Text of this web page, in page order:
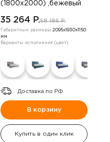
(1800х2000) ,бежевый
35 264 P.58 186 P.
Габаритные размеры:2095х1930х1150
мм
Варианты исполнения (цвет):
Доставка по РФ.
В корзину
Купить в один клик